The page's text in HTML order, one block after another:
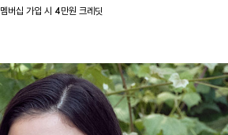
멤버십 가입 시 4만원 크레딧